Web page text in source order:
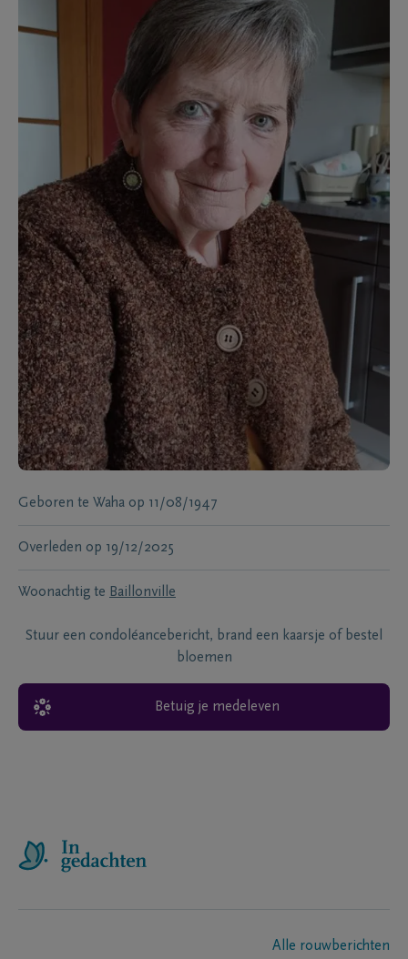
Geboren te Waha op 11/08/1947
Overleden op 19/12/2025
Woonachtig te Baillonville
Stuur een condoléancebericht, brand een kaarsje of bestel
bloemen
Betuig je medeleven
Alle rouwberichten